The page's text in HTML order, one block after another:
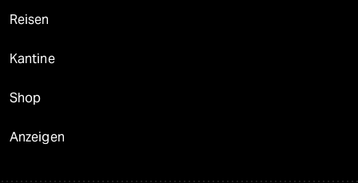
Reisen
Kantine
Shop
Anzeigen